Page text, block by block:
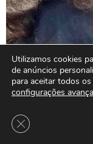
Utilizamos cookies
de anúncios
para aceitar todos
configurações
Close GDPR